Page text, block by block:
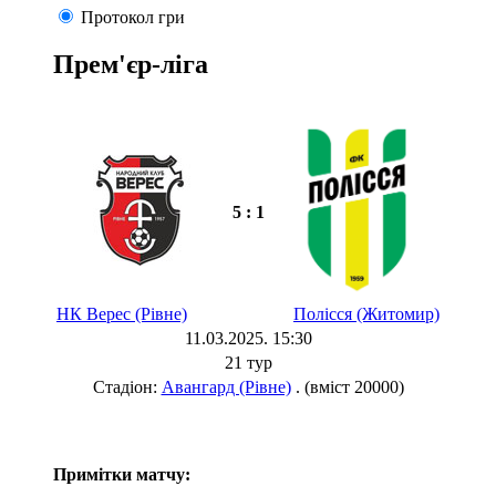
Протокол гри
Прем'єр-ліга
5 : 1
НК Верес (Рівне)
Полісся (Житомир)
11.03.2025. 15:30
21 тур
Стадіон: Авангард (Рівне). (вміст 20000)
Примітки матчу: